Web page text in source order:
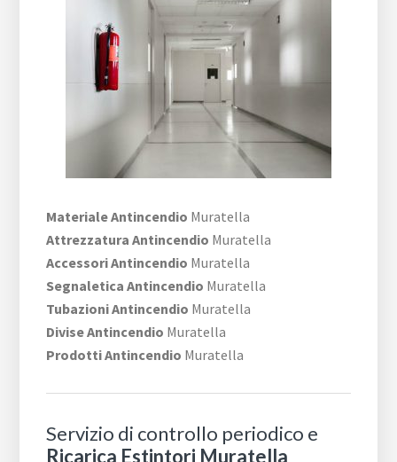
Materiale Antincendio Muratella
Attrezzatura Antincendio Muratella
Accessori Antincendio Muratella
Segnaletica Antincendio Muratella
Tubazioni Antincendio Muratella
Divise Antincendio Muratella
Prodotti Antincendio Muratella
Servizio di controllo periodico e
Ricarica Estintori Muratella